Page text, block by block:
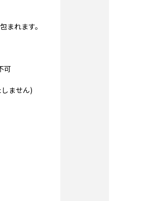
まれます。
可
ません)